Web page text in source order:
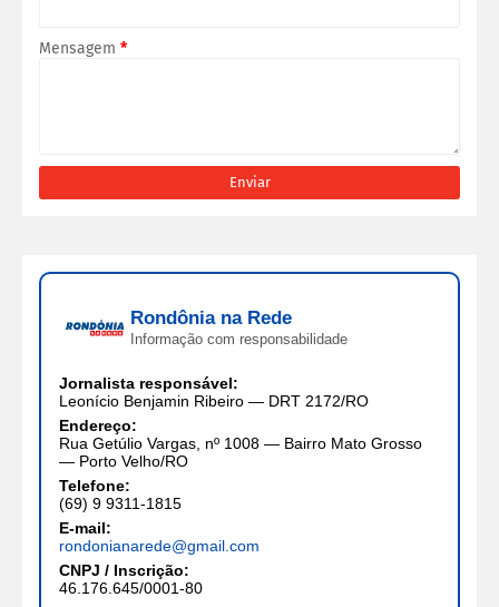
Mensagem *
Rondônia na Rede
Informação com responsabilidade
Jornalista responsável:
Leonício Benjamin Ribeiro — DRT 2172/RO
Endereço:
Rua Getúlio Vargas, nº 1008 — Bairro Mato Grosso
— Porto Velho/RO
Telefone:
(69) 9 9311-1815
E-mail:
rondonianarede@gmail.com
CNPJ / Inscrição:
46.176.645/0001-80